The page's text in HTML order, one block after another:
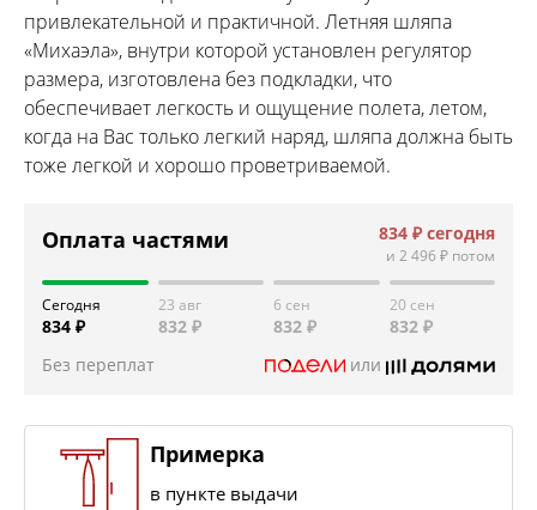
привлекательной и практичной. Летняя шляпа
«Михаэла», внутри которой установлен регулятор
размера, изготовлена без подкладки, что
обеспечивает легкость и ощущение полета, летом,
когда на Вас только легкий наряд, шляпа должна быть
тоже легкой и хорошо проветриваемой.
Оплата частями 834 ₽ сегодня
и 2 496 ₽ потом
Сегодня
834 ₽
23 авг
832 ₽
6 сен
832 ₽
20 сен
832 ₽
Без переплат
или
Примерка
в пункте выдачи